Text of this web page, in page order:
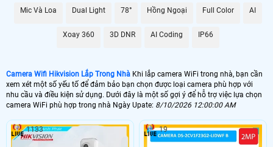
Mic Và Loa Dual Light 78° Hồng Ngoại Full Color AI
Xoay 360 3D DNR AI Coding IP66
Camera Wifi Hikvision Lắp Trong Nhà Khi lắp camera WiFi trong nhà, bạn cần
xem xét một số yếu tố để đảm bảo bạn chọn được loại camera phù hợp với
nhu cầu và điều kiện sử dụng. Dưới đây là một số gợi ý để hỗ trợ việc lựa chọn
camera WiFi phù hợp trong nhà Ngày Upate: 8/10/2026 12:00:00 AM
1133 19